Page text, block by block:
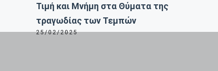
Τιμή και Μνήμη στα Θύματα της
τραγωδίας των Τεμπών
25/02/2025